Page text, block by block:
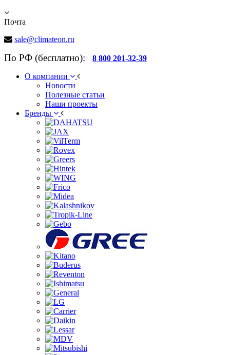
Почта
sale@climateon.ru
По РФ (бесплатно): 8 800 201-32-39
О компании
Новости
Полезные статьи
Наши проекты
Бренды